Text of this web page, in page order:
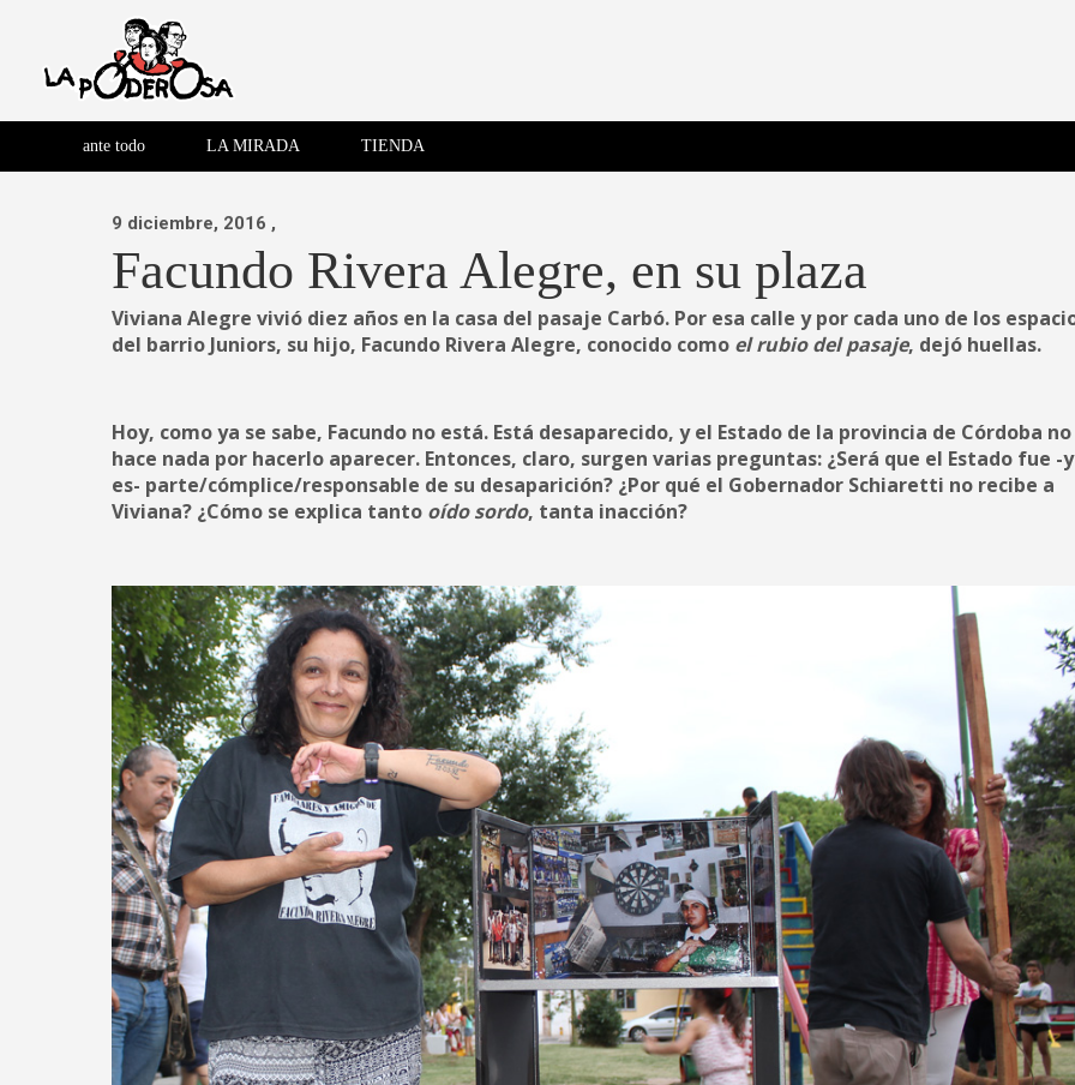
La Poderosa
brazo literario del movimiento
La Poderosa
Revista de cultura villera, brazo literario del movimiento La Poderosa.
ante todo LA MIRADA TIENDA
9 diciembre, 2016 ,
Facundo Rivera Alegre, en su plaza
Viviana Alegre vivió diez años en la casa del pasaje Carbó. Por esa calle y por cada uno de los
del barrio Juniors, su hijo, Facundo Rivera Alegre, conocido como el rubio del pasaje, dejó huellas.
Hoy, como ya se sabe, Facundo no está. Está desaparecido, y el Estado de la provincia de Córdoba no
hace nada por hacerlo aparecer. Entonces, claro, surgen varias preguntas: ¿Será que el Estado fue -y
es- parte/cómplice/responsable de su desaparición? ¿Por qué el Gobernador Schiaretti no recibe a
Viviana? ¿Cómo se explica tanto oído sordo, tanta inacción?